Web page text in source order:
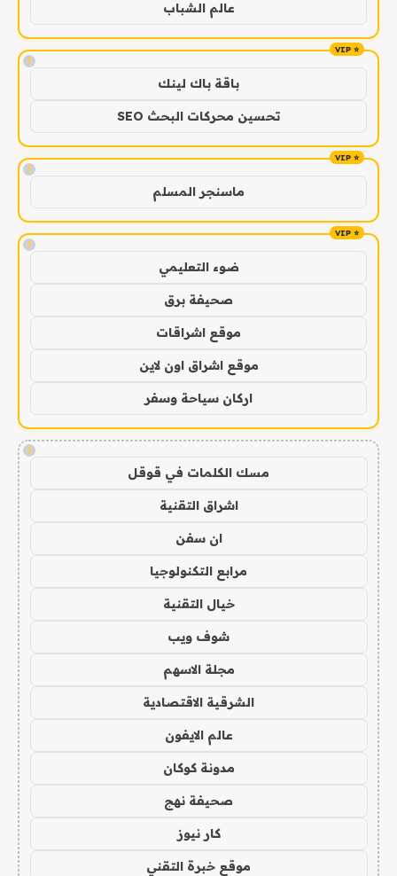
عالم الشباب
!
باقة باك لينك
تحسين محركات البحث SEO
!
ماسنجر المسلم
!
ضوء التعليمي
صحيفة برق
موقع اشراقات
موقع اشراق اون لاين
اركان سياحة وسفر
!
مسك الكلمات في قوقل
اشراق التقنية
ان سفن
مرابع التكنولوجيا
خيال التقنية
شوف ويب
مجلة الاسهم
الشرقية الاقتصادية
عالم الايفون
مدونة كوكان
صحيفة نهج
كار نيوز
موقع خبرة التقني